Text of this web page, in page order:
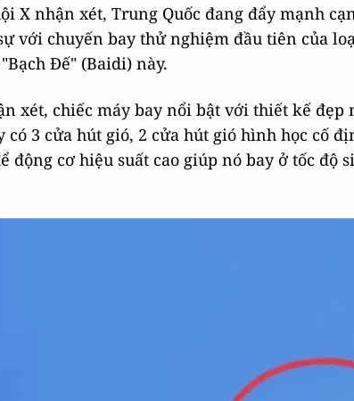
X nhận xét, Trung Quốc đang đẩy mạnh
với chuyến bay thử nghiệm đầu tiên của
Đế" (Baidi) này.
xét, chiếc máy bay nổi bật với thiết kế đẹp
có 3 cửa hút gió, 2 cửa hút gió hình học cố
động cơ hiệu suất cao giúp nó bay ở tốc độ